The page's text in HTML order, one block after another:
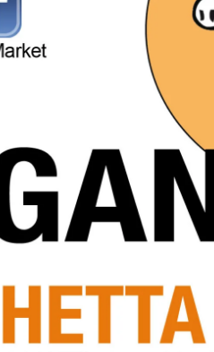
alle ore 11.30 (Gym con
e alle ore 13.15 (Gym con
con Antonia). Nel
effettuate al front-office
Da martedì 7 gennaio
con gli orari invernali e le
fine settimana